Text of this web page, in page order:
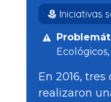
Iniciativas
Ecológicos
En 2016,
realizaron